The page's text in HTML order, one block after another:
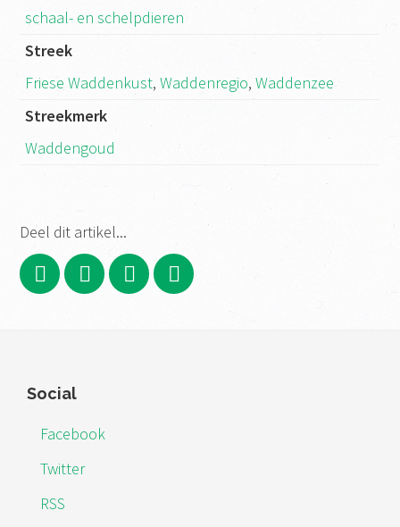
schaal- en schelpdieren
Streek
Friese Waddenkust,Waddenregio,Waddenzee
Streekmerk
Waddengoud
Deel dit artikel...
Footer
Social
Facebook
Twitter
RSS